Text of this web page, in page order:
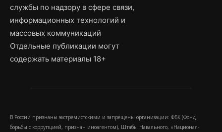
службы по надзору в сфере связи,
информационных технологий и
массовых коммуникаций
Отдельные публикации могут
содержать материалы 18+
В России признаны экстремистскими и запрещены организации: ФБК (Фонд
борьбы с коррупцией, признан иноагентом), Штабы Навального, «Национал-